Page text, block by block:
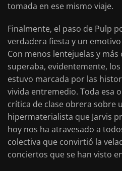
tomada en ese mismo viaje.
Finalmente, el paso de Pulp
verdadera fiesta y un
Con menos lentejuelas y
superaba, evidentemente,
estuvo marcada por las
vivida entremedio. Toda esa
crítica de clase obrera sobre
hipermaterialista que Jarvis
hoy nos ha atravesado a
colectiva que convirtió la
conciertos que se han visto